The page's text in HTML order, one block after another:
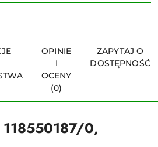
OPINIE
I
OCENY
(0)
ZAPYTAJ O
DOSTĘPNOŚĆ
0,